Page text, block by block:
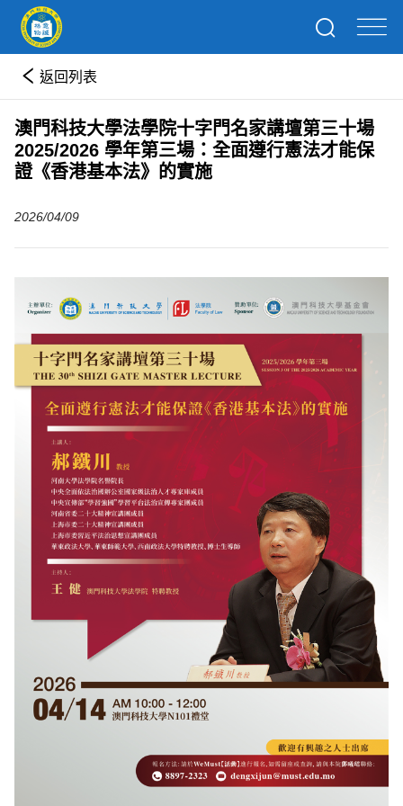
返回列表
澳門科技大學法學院十字門名家講壇第三十場
2025/2026 學年第三場：全面遵行憲法才能保
證《香港基本法》的實施
2026/04/09